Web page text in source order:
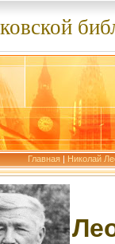
Главная | Николай